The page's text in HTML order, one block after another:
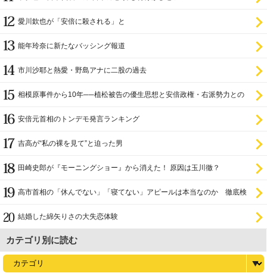
愛川欽也が「安倍に殺される」と
能年玲奈に新たなバッシング報道
市川沙耶と熱愛・野島アナに二股の過去
相模原事件から10年──植松被告の優生思想と安倍政権・右派勢力との
安倍元首相のトンデモ発言ランキング
吉高が“私の裸を見て”と迫った男
田崎史郎が『モーニングショー』から消えた！ 原因は玉川徹？
高市首相の「休んでない」「寝てない」アピールは本当なのか 徹底検
結婚した綿矢りさの大失恋体験
カテゴリ別に読む